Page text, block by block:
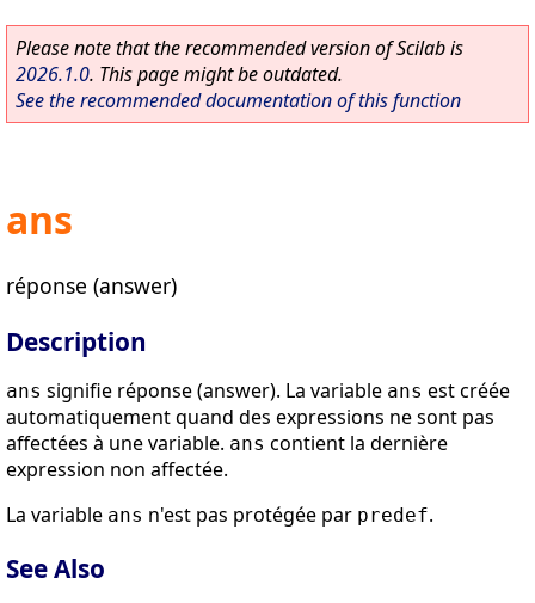
Please note that the recommended version of Scilab is
2026.1.0. This page might be outdated.
See the recommended documentation of this function
ans
réponse (answer)
Description
ans signifie réponse (answer). La variable ans est créée
automatiquement quand des expressions ne sont pas
affectées à une variable. ans contient la dernière
expression non affectée.
La variable ans n'est pas protégée par predef.
See Also